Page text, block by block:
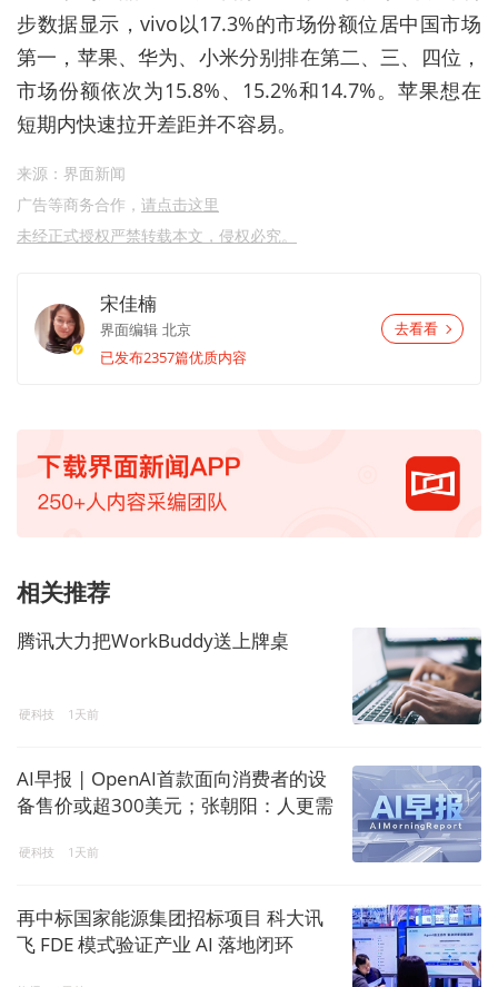
步数据显示，vivo以17.3%的市场份额位居中国市场
第一，苹果、华为、小米分别排在第二、三、四位，
市场份额依次为15.8%、15.2%和14.7%。苹果想在
短期内快速拉开差距并不容易。
来源：界面新闻
广告等商务合作， 请点击这里
未经正式授权严禁转载本文，侵权必究。
宋佳楠
界面编辑 北京
已发布2357篇优质内容
去看看
相关推荐
腾讯大力把WorkBuddy送上牌桌
硬科技 1天前
AI早报 | OpenAI首款面向消费者的设
备售价或超300美元；张朝阳：人更需
硬科技 1天前
再中标国家能源集团招标项目 科大讯
飞 FDE 模式验证产业 AI 落地闭环